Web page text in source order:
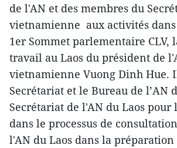
de l'AN et des membres du
vietnamienne aux activités
1er Sommet parlementaire CLV,
travail au Laos du président de
vietnamienne Vuong Dinh Hue.
Secrétariat et le Bureau de l’AN
Secrétariat de l'AN du Laos pour
dans le processus de
l'AN du Laos dans la préparation